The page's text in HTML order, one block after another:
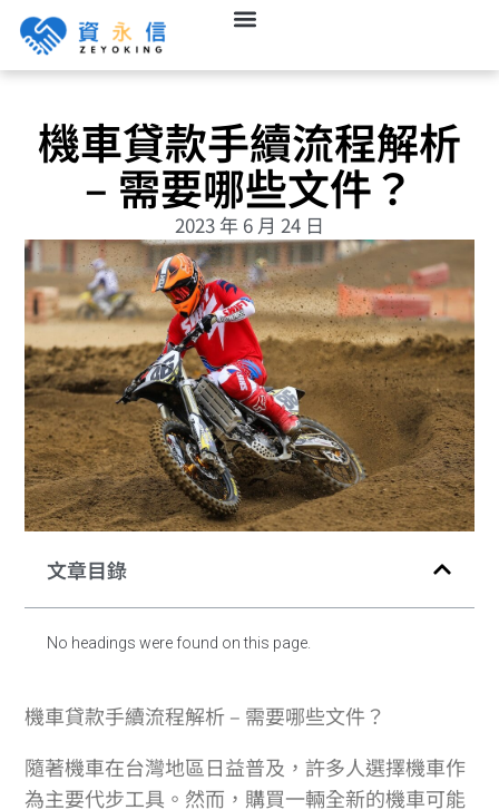
機車貸款手續流程解析
– 需要哪些文件？
2023 年 6 月 24 日
文章目錄
No headings were found on this page.
機車貸款手續流程解析 – 需要哪些文件？
隨著機車在台灣地區日益普及，許多人選擇機車作
為主要代步工具。然而，購買一輛全新的機車可能